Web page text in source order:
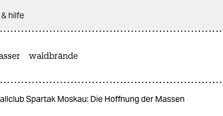
hilfe
waldbrände
Spartak Moskau: Die Hoffnung der Massen